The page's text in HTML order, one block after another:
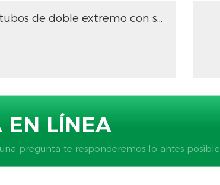
Máquina biseladora de tubos de doble extremo con servoalimentación NC para longitudes largas superiores a 200 mm
EN LÍNEA
pregunta te responderemos lo antes posible